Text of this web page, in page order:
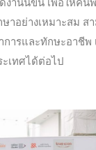
าอย่างเหมาะสม ส
การและทักษะอาชี
เทศได้ต่อไป